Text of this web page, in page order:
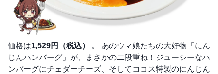
価格は1,529円（税込）
。 あのウマ娘たちの大好物「にん
じんハンバーグ」が、まさかの二段重ね！ジューシーなハ
ンバーグにチェダーチーズ、そしてココス特製のにんじん